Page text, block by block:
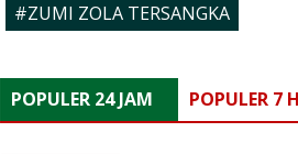
#ZUMI ZOLA TERSANGKA
POPULER 24 JAM POPULER 7